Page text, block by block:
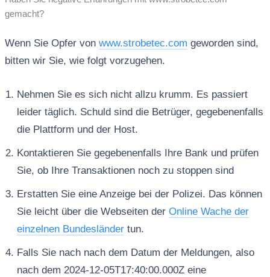
gemacht?
Wenn Sie Opfer von www.strobetec.com geworden sind,
bitten wir Sie, wie folgt vorzugehen.
Nehmen Sie es sich nicht allzu krumm. Es passiert
leider täglich. Schuld sind die Betrüger, gegebenenfalls
die Plattform und der Host.
Kontaktieren Sie gegebenenfalls Ihre Bank und prüfen
Sie, ob Ihre Transaktionen noch zu stoppen sind
Erstatten Sie eine Anzeige bei der Polizei. Das können
Sie leicht über die Webseiten der Online Wache der
einzelnen Bundesländertun.
Falls Sie nach nach dem Datum der Meldungen, also
nach dem 2024-12-05T17:40:00.000Z eine